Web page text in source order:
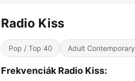
Radio Kiss
Pop / Top 40 Adult Contemporary
Frekvenciák Radio Kiss: